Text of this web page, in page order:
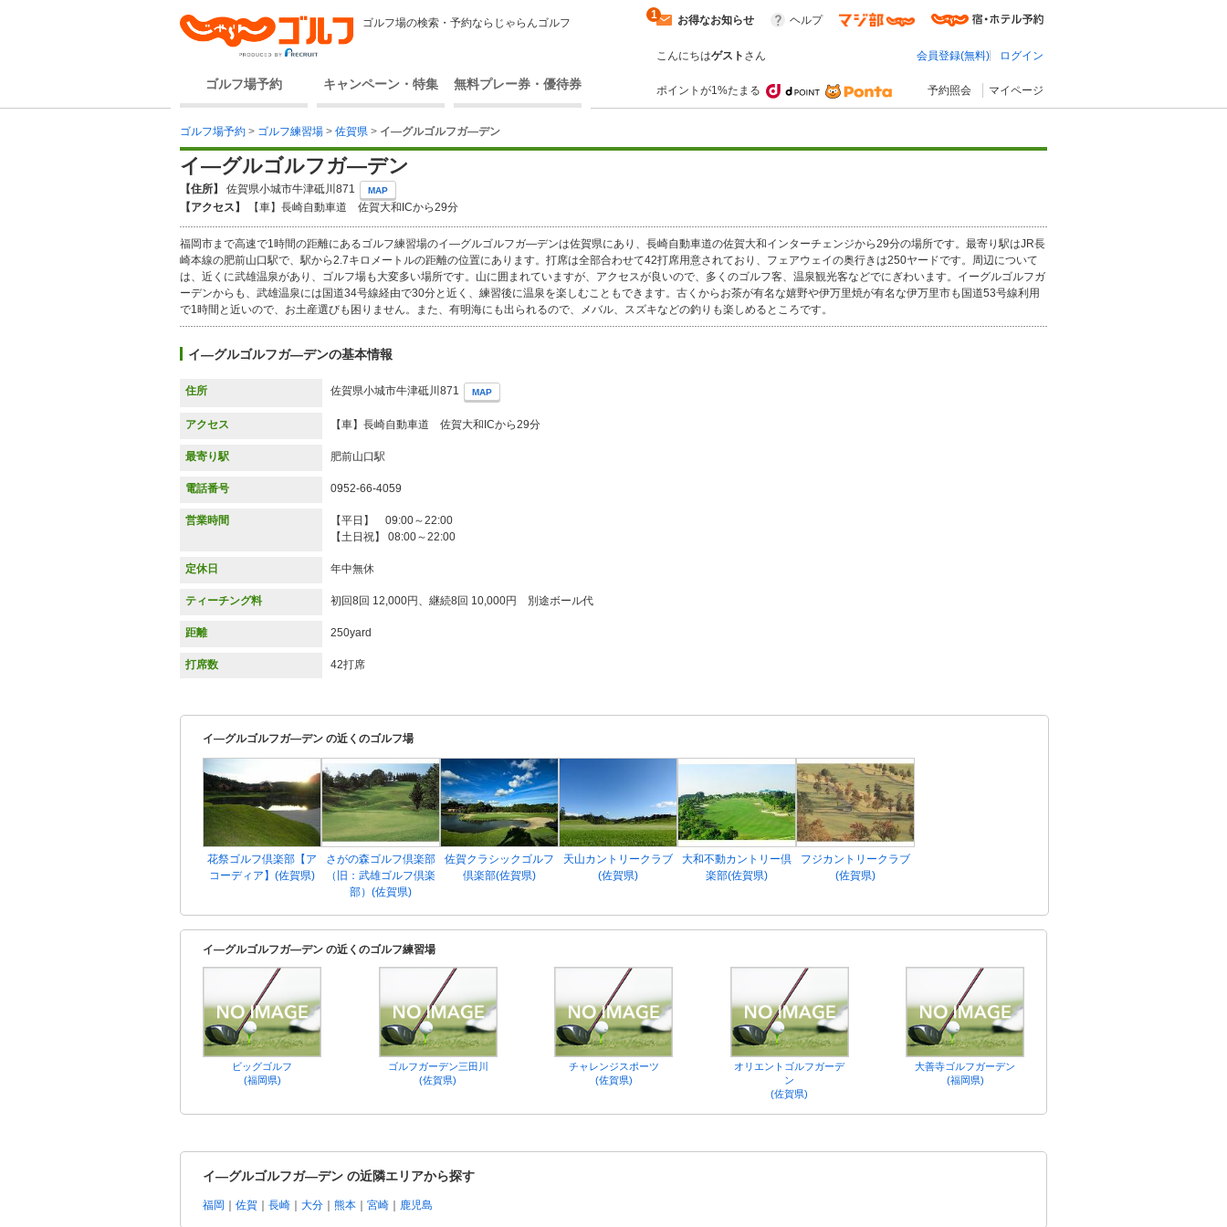
ゴルフ場の検索・予約ならじゃらんゴルフ
ゴルフ場予約 キャンペーン・特集 無料プレー券・優待券
お得なお知らせ
1 ヘルプ
こんにちはゲスト さん 会員登録(無料) ログイン
ポイントが1%たまる 予約照会 マイページ
ゴルフ場予約 > ゴルフ練習場 > 佐賀県 > イ―グルゴルフガ―デン
イ―グルゴルフガ―デン
【住所】 佐賀県小城市牛津砥川871 MAP
【アクセス】 【車】長崎自動車道 佐賀大和ICから29分
福岡市まで高速で1時間の距離にあるゴルフ練習場のイ―グルゴルフガ―デンは佐賀県にあり、長崎自動車道の佐賀大和インターチェンジから29分の場所です。最寄り駅はJR長
崎本線の肥前山口駅で、駅から2.7キロメートルの距離の位置にあります。打席は全部合わせて42打席用意されており、フェアウェイの奥行きは250ヤードです。周辺について
は、近くに武雄温泉があり、ゴルフ場も大変多い場所です。山に囲まれていますが、アクセスが良いので、多くのゴルフ客、温泉観光客などでにぎわいます。イーグルゴルフガ
ーデンからも、武雄温泉には国道34号線経由で30分と近く、練習後に温泉を楽しむこともできます。古くからお茶が有名な嬉野や伊万里焼が有名な伊万里市も国道53号線利用
で1時間と近いので、お土産選びも困りません。また、有明海にも出られるので、メバル、スズキなどの釣りも楽しめるところです。
イ―グルゴルフガ―デンの基本情報
住所 佐賀県小城市牛津砥川871 MAP
アクセス 【車】長崎自動車道 佐賀大和ICから29分
最寄り駅 肥前山口駅
電話番号 0952-66-4059
営業時間
【平日】 09:00～22:00
【土日祝】 08:00～22:00
定休日 年中無休
ティーチング料 初回8回 12,000円、継続8回 10,000円 別途ボール代
距離 250yard
打席数 42打席
イ―グルゴルフガ―デン の近くのゴルフ場
花祭ゴルフ倶楽部【ア
コーディア】(佐賀県)
さがの森ゴルフ倶楽部
（旧：武雄ゴルフ倶楽
部）(佐賀県)
佐賀クラシックゴルフ
倶楽部(佐賀県)
天山カントリークラブ
(佐賀県)
大和不動カントリー倶
楽部(佐賀県)
フジカントリークラブ
(佐賀県)
イ―グルゴルフガ―デン の近くのゴルフ練習場
ビッグゴルフ
(福岡県)
ゴルフガーデン三田川
(佐賀県)
チャレンジスポーツ
(佐賀県)
オリエントゴルフガーデ
ン
(佐賀県)
大善寺ゴルフガーデン
(福岡県)
イ―グルゴルフガ―デン の近隣エリアから探す
福岡 佐賀 長崎 大分 熊本 宮崎 鹿児島